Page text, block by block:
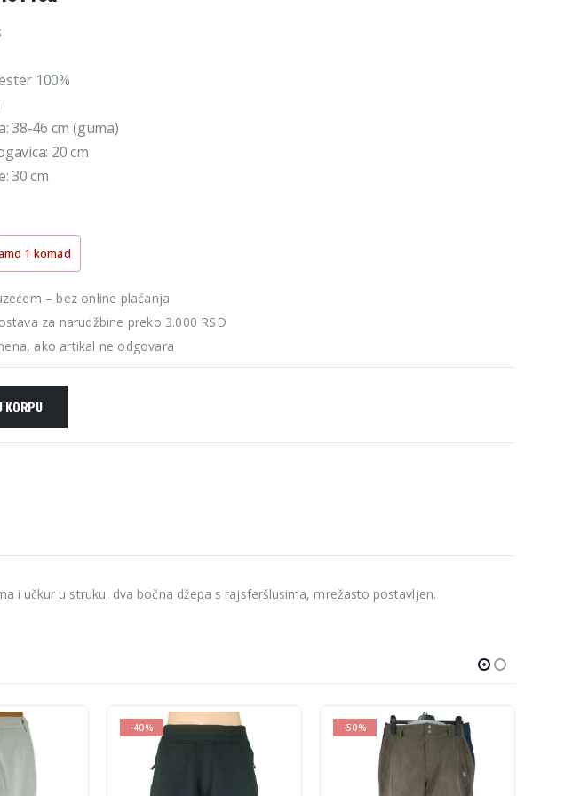
rsd.
cena
100%
38-46 cm (guma)
20 cm
30 cm
1 komad
– bez online plaćanja
za narudžbine preko 3.000 RSD
ako artikal ne odgovara
KORPU
i učkur u struku, dva bočna džepa s rajsferšlusima, mrežasto postavljen.
-50% -10%